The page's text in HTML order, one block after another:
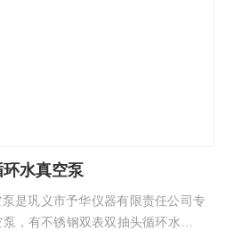
水真空泵
是巩义市予华仪器有限责任公司专
，有不锈钢双表双抽头循环水真空